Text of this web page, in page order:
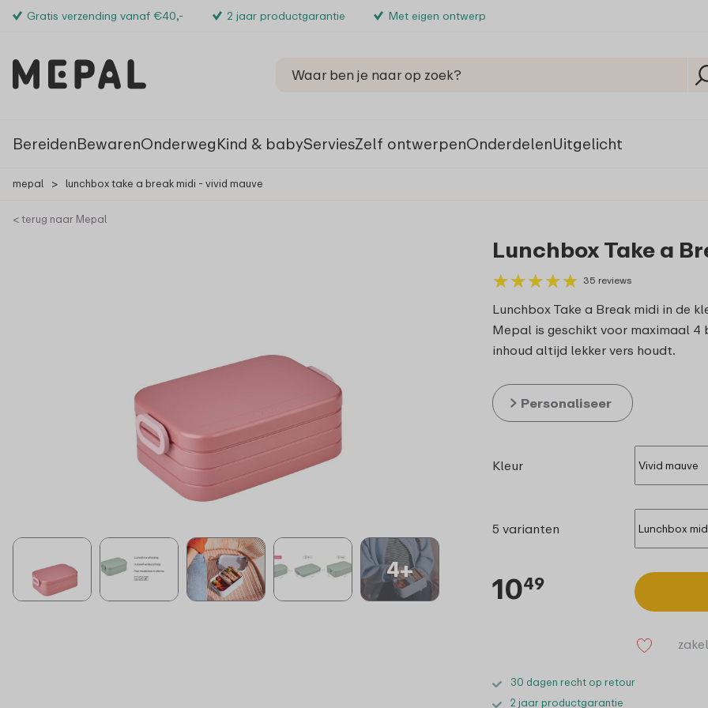
Gratis verzending vanaf €40,- 2 jaar productgarantie Met eigen ontwerp
BereidenBewarenOnderwegKind & babyServiesZelf ontwerpenOnderdelenUitgelicht
mepal > lunchbox take a break midi - vivid mauve
< terug naar Mepal
4+
Lunchbox Take a
★★★★★
★★★★★ 35 reviews
Lunchbox Take a Break midi in de
Mepal is geschikt voor maximaal 4
inhoud altijd lekker vers houdt.
Personaliseer
Kleur
5 varianten
1049
30 dagen recht op retour
2 jaar productgarantie